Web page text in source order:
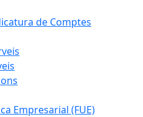
de Comptes
Empresarial (FUE)